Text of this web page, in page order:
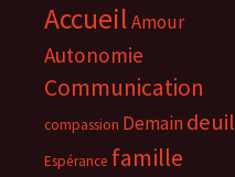
AccueilAmour
Autonomie
Communication
compassion Demaindeuil
Espérance famille